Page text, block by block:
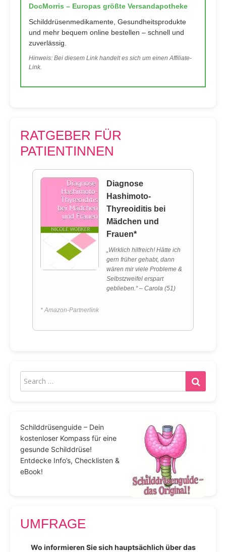
DocMorris – Europas größte Versandapotheke
Schilddrüsenmedikamente, Gesundheitsprodukte
und mehr bequem online bestellen – schnell und
zuverlässig.
Hinweis: Bei diesem Link handelt es sich um einen Affiliate-
Link.
RATGEBER FÜR
PATIENTINNEN
Diagnose
Hashimoto-
Thyreoiditis bei
Mädchen und
Frauen*
„Wirklich hilfreich! Hätte ich
gern früher gehabt, dann
wären mir viele Probleme &
Selbstzweifel erspart
geblieben.“ – Carola (51)
* Amazon-Partnerlink
Schilddrüsenguide – Dein
kostenloser Kompass für eine
gesunde Schilddrüse!
Entdecke Info’s, Checklisten &
eBook!
UMFRAGE
Wo informieren Sie sich hauptsächlich über das